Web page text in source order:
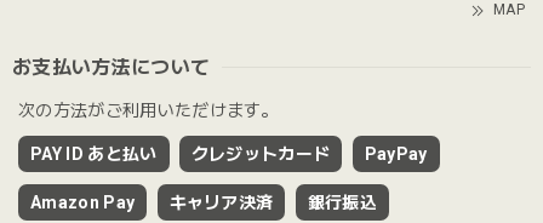
MAP
お支払い方法について
次の方法がご利用いただけます。
PAY ID あと払い クレジットカード PayPay
Amazon Pay キャリア決済 銀行振込